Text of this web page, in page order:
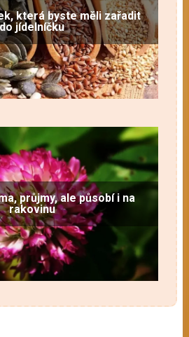
která byste měli zařadit
do jídelníčku
průjmy, ale působí i na
rakovinu